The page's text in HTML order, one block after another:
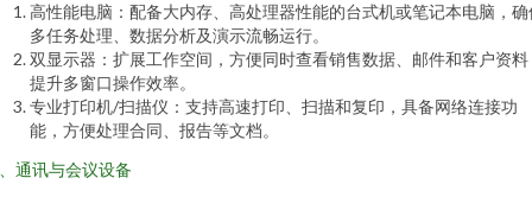
高性能电脑：配备大内存、高处理器性能的台式机或笔记本电脑，确
多任务处理、数据分析及演示流畅运行。
双显示器：扩展工作空间，方便同时查看销售数据、邮件和客户资料
提升多窗口操作效率。
专业打印机/扫描仪：支持高速打印、扫描和复印，具备网络连接功
能，方便处理合同、报告等文档。
通讯与会议设备